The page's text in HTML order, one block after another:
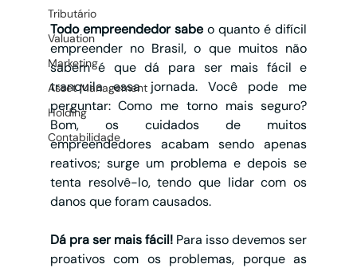
Tributário
Valuation
Marketing
Asset Management
Holding
Contabilidade
Todo empreendedor sabe o quanto é difícil
empreender no Brasil, o que muitos não
sabem é que dá para ser mais fácil e
tranquila essa jornada. Você pode me
perguntar: Como me torno mais seguro?
Bom, os cuidados de muitos
empreendedores acabam sendo apenas
reativos; surge um problema e depois se
tenta resolvê-lo, tendo que lidar com os
danos que foram causados.
Dá pra ser mais fácil! Para isso devemos ser
proativos com os problemas, porque as